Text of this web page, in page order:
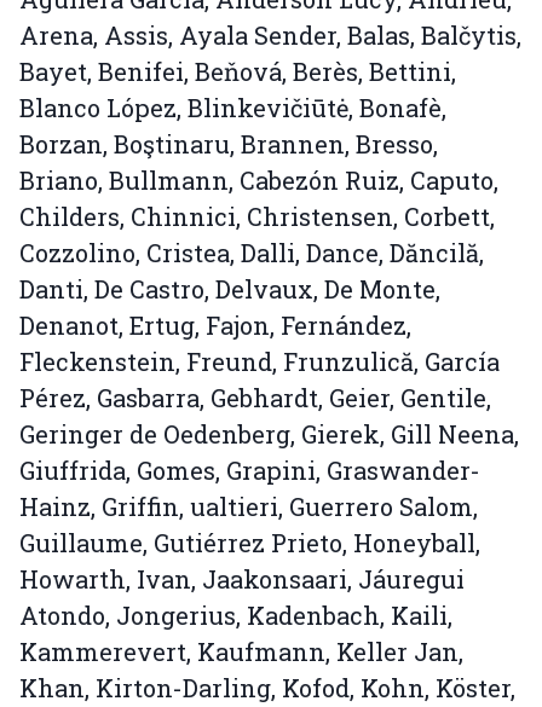
Arena, Assis, Ayala Sender, Balas, Balčytis,
Bayet, Benifei, Beňová, Berès, Bettini,
Blanco López, Blinkevičiūtė, Bonafè,
Borzan, Boştinaru, Brannen, Bresso,
Briano, Bullmann, Cabezón Ruiz, Caputo,
Childers, Chinnici, Christensen, Corbett,
Cozzolino, Cristea, Dalli, Dance, Dăncilă,
Danti, De Castro, Delvaux, De Monte,
Denanot, Ertug, Fajon, Fernández,
Fleckenstein, Freund, Frunzulică, García
Pérez, Gasbarra, Gebhardt, Geier, Gentile,
Geringer de Oedenberg, Gierek, Gill Neena,
Giuffrida, Gomes, Grapini, Graswander-
Hainz, Griffin, ualtieri, Guerrero Salom,
Guillaume, Gutiérrez Prieto, Honeyball,
Howarth, Ivan, Jaakonsaari, Jáuregui
Atondo, Jongerius, Kadenbach, Kaili,
Kammerevert, Kaufmann, Keller Jan,
Khan, Kirton-Darling, Kofod, Kohn, Köster,